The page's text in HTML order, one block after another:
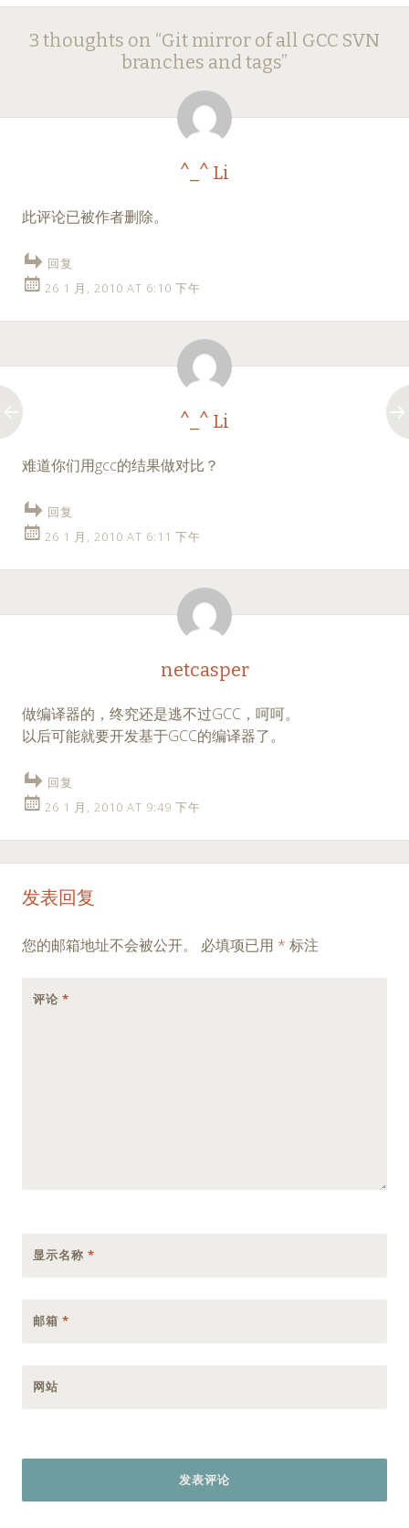
Post
navigation
3 thoughts on “Git mirror of all GCC SVN
branches and tags”
^_^ Li
此评论已被作者删除。
回复
26 1 月, 2010 AT 6:10 下午
^_^ Li
难道你们用gcc的结果做对比？
回复
26 1 月, 2010 AT 6:11 下午
netcasper
做编译器的，终究还是逃不过GCC，呵呵。
以后可能就要开发基于GCC的编译器了。
回复
26 1 月, 2010 AT 9:49 下午
发表回复
您的邮箱地址不会被公开。 必填项已用 * 标注
评论 *
显示名称 *
邮箱 *
网站